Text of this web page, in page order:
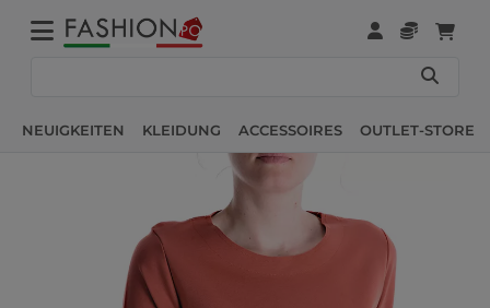
NEUIGKEITEN KLEIDUNG ACCESSOIRES OUTLET-STORE